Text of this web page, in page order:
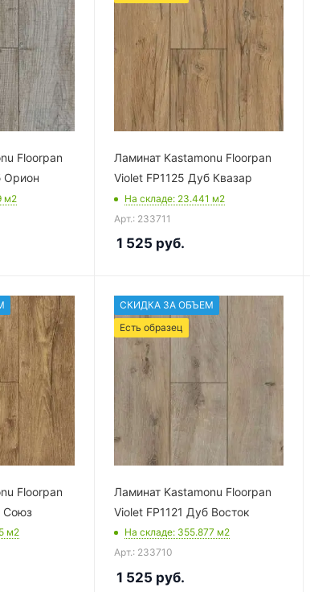
Floorpan
Орион
м2
Ламинат Kastamonu Floorpan
Violet FP1125 Дуб Квазар
На складе: 23.441 м2
Арт.: 233711
1 525 руб.
Floorpan
Союз
м2
СКИДКА ЗА ОБЪЕМ
Есть образец
Ламинат Kastamonu Floorpan
Violet FP1121 Дуб Восток
На складе: 355.877 м2
Арт.: 233710
1 525 руб.